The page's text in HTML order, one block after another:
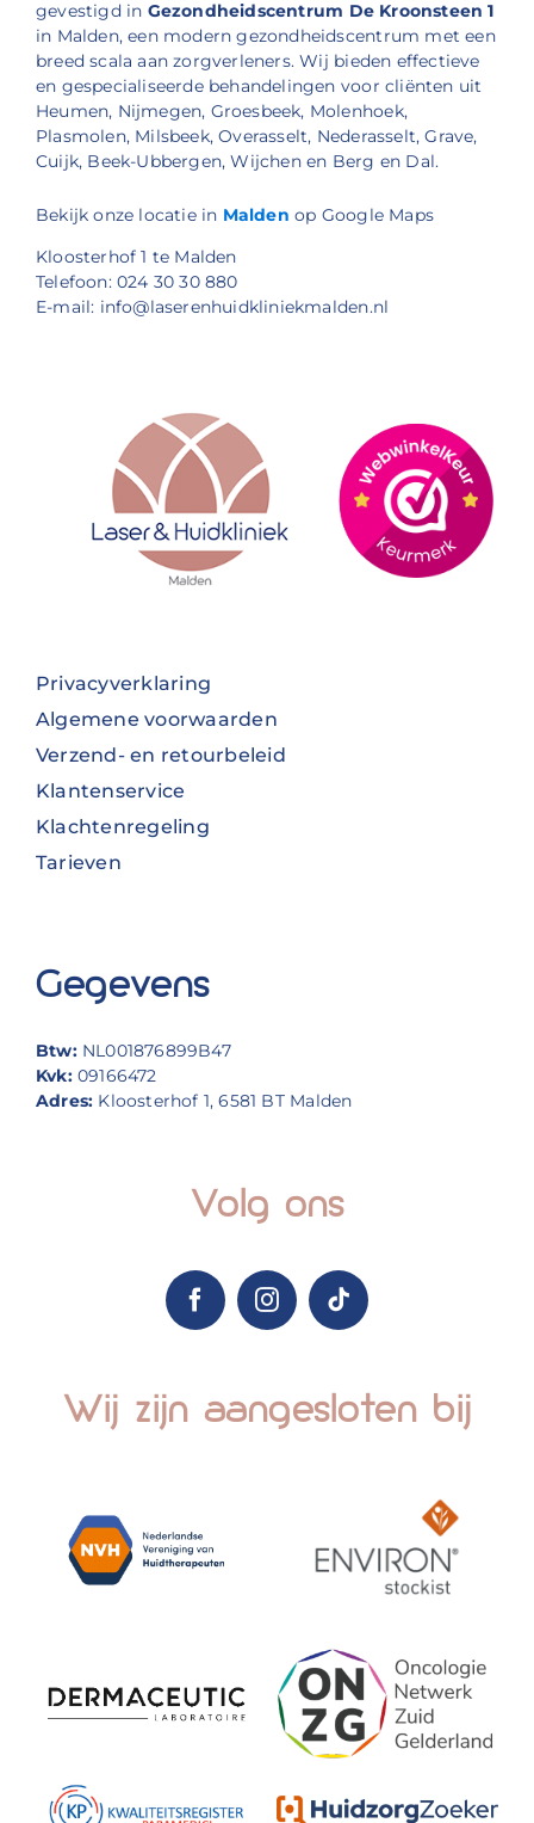
gevestigd in Gezondheidscentrum De Kroonsteen 1
in Malden, een modern gezondheidscentrum met een
breed scala aan zorgverleners. Wij bieden effectieve
en gespecialiseerde behandelingen voor cliënten uit
Heumen, Nijmegen, Groesbeek, Molenhoek,
Plasmolen, Milsbeek, Overasselt, Nederasselt, Grave,
Cuijk, Beek-Ubbergen, Wijchen en Berg en Dal.
Bekijk onze locatie in Malden op Google Maps
Kloosterhof 1 te Malden
Telefoon: 024 30 30 880
E-mail: info@laserenhuidkliniekmalden.nl
Privacyverklaring
Algemene voorwaarden
Verzend- en retourbeleid
Klantenservice
Klachtenregeling
Tarieven
Gegevens
Btw: NL001876899B47
Kvk:09166472
Adres: Kloosterhof 1, 6581 BT Malden
Volg ons
Wij zijn aangesloten bij